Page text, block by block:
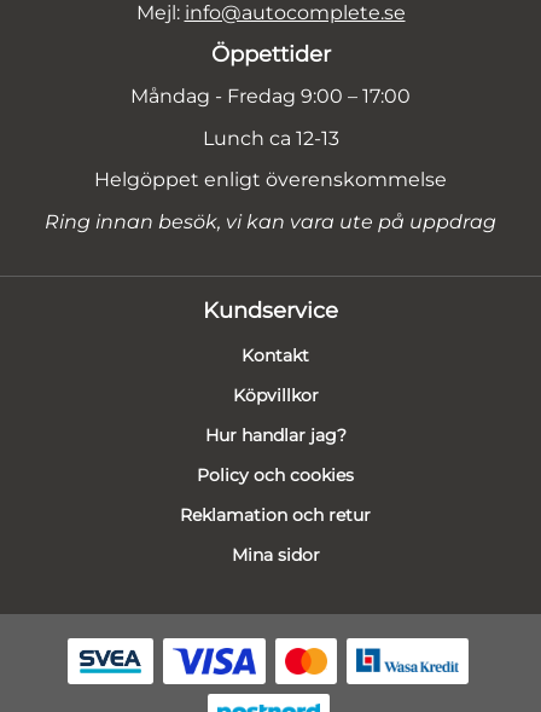
Mejl: info@autocomplete.se
Öppettider
Måndag - Fredag 9:00 – 17:00
Lunch ca 12-13
Helgöppet enligt överenskommelse
Ring innan besök, vi kan vara ute på uppdrag
Kundservice
Kontakt
Köpvillkor
Hur handlar jag?
Policy och cookies
Reklamation och retur
Mina sidor